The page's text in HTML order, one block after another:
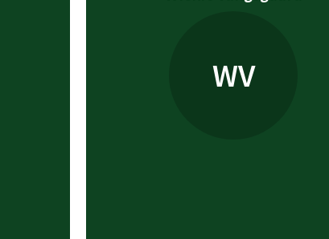
WV